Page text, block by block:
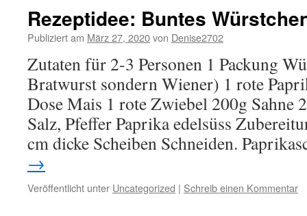
Rezeptidee: Buntes
Publiziert am März 27, 2020von Denise2702
Zutaten für 2-3 Personen 1 Packung
Bratwurst sondern Wiener) 1 rote
Dose Mais 1 rote Zwiebel 200g Sahne
Salz, Pfeffer Paprika edelsüss
cm dicke Scheiben Schneiden.
→
Veröffentlicht unter Uncategorized | Schreib einen Kommentar